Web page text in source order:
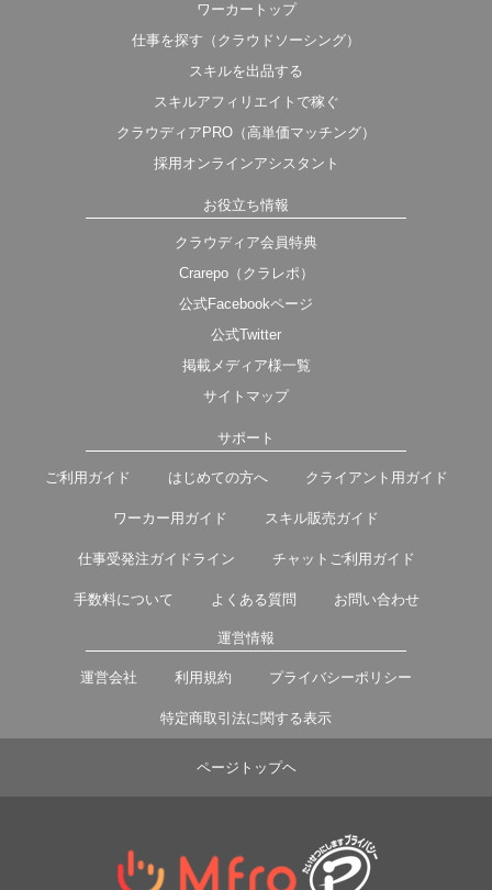
ワーカートップ
仕事を探す（クラウドソーシング）
スキルを出品する
スキルアフィリエイトで稼ぐ
クラウディアPRO（高単価マッチング）
採用オンラインアシスタント
お役立ち情報
クラウディア会員特典
Crarepo（クラレポ）
公式Facebookページ
公式Twitter
掲載メディア様一覧
サイトマップ
サポート
ご利用ガイド はじめての方へ クライアント用ガイド
ワーカー用ガイド スキル販売ガイド
仕事受発注ガイドライン チャットご利用ガイド
手数料について よくある質問 お問い合わせ
運営情報
運営会社 利用規約 プライバシーポリシー
特定商取引法に関する表示
ページトップヘ